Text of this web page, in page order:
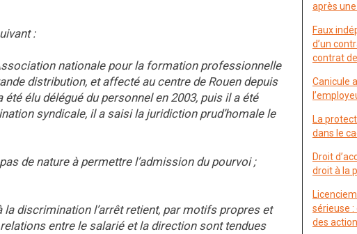
:
nationale pour la formation professionnelle
distribution, et affecté au centre de Rouen depuis
été élu délégué du personnel en 2003, puis il a été
syndicale, il a saisi la juridiction prud’homale le
de nature à permettre l’admission du pourvoi ;
discrimination l’arrêt retient, par motifs propres et
entre le salarié et la direction sont tendues
après
Faux
d’un
contrat
Canicule
La
dans le
Droit
droit à la
sérieuse
des